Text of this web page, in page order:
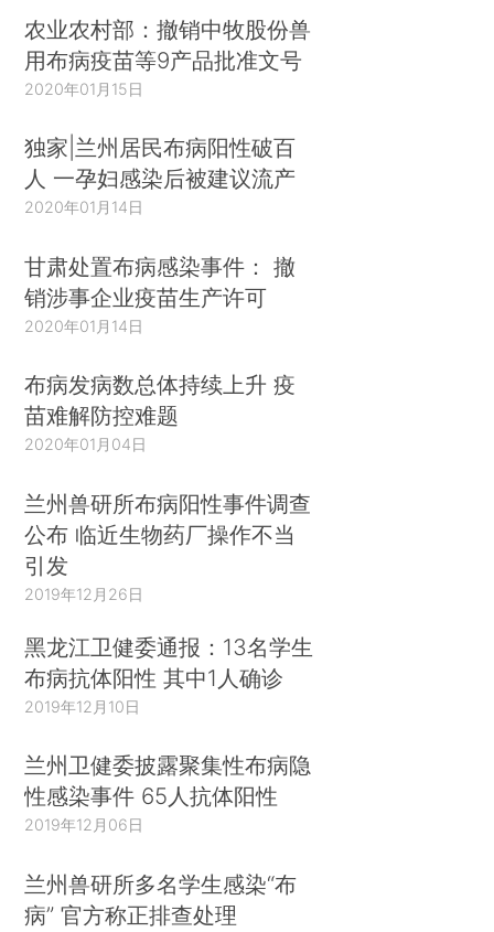
农业农村部：撤销中牧股份兽
用布病疫苗等9产品批准文号
2020年01月15日
独家|兰州居民布病阳性破百
人 一孕妇感染后被建议流产
2020年01月14日
甘肃处置布病感染事件： 撤
销涉事企业疫苗生产许可
2020年01月14日
布病发病数总体持续上升 疫
苗难解防控难题
2020年01月04日
兰州兽研所布病阳性事件调查
公布 临近生物药厂操作不当
引发
2019年12月26日
黑龙江卫健委通报：13名学生
布病抗体阳性 其中1人确诊
2019年12月10日
兰州卫健委披露聚集性布病隐
性感染事件 65人抗体阳性
2019年12月06日
兰州兽研所多名学生感染“布
病” 官方称正排查处理